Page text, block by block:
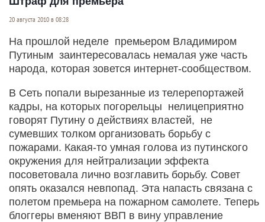
20 августа 2010 в 08:28
На прошлой неделе премьером Владимиром
Путиным заинтересовалась немалая уже часть
народа, которая зовется интернет-сообществом.
В Сеть попали вырезанные из телерепортажей
кадры, на которых погорельцы нелицеприятно
говорят Путину о действиях властей, не
сумевших толком организовать борьбу с
пожарами. Какая-то умная голова из путинского
окружения для нейтрализации эффекта
посоветовала лично возглавить борьбу. Совет
опять оказался невпопад. Эта напасть связана с
полетом премьера на пожарном самолете. Теперь
блоггеры вменяют ВВП в вину управление